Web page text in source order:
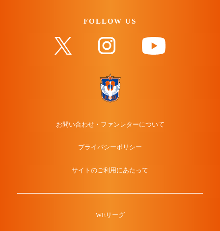
FOLLOW US
お問い合わせ・ファンレターについて
プライバシーポリシー
サイトのご利用にあたって
WEリーグ